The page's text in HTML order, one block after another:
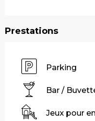
Prestations
Parking
Bar /
Jeux pour